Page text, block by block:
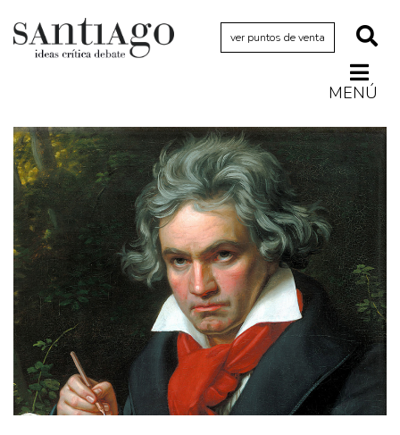
ver puntos de venta
MENÚ
Actualidad
Archivo Cenfoto-UDP
Arquetipos de situación
Artes visuales
Ciencia
Cine y televisión
Ciudad
Cómics
Críticas
Cultura